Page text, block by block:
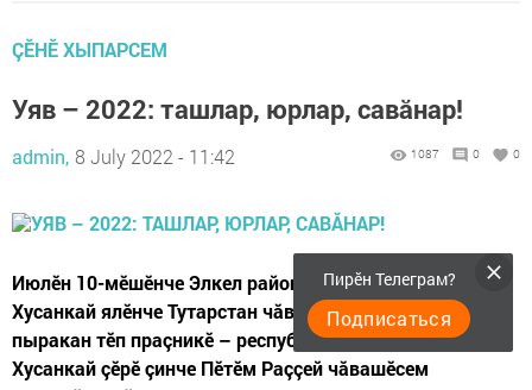
ÇӖНӖ ХЫПАРСЕМ
Уяв – 2022: ташлар, юрлар, савăнар!
admin, 8 July 2022 - 11:42 1087 0 0
Июлӗн 10-мӗшӗнче Элкел районӗнчи Сиктӗрме-
Хусанкай ялӗнче Тутарстан чăвашӗсен авалтан
пыракан тӗп праçникӗ – республика Уявӗ – иртет.
Хусанкай çӗрӗ çинче Пӗтӗм Раççей чăвашӗсем
Пирӗн Телеграм?
Подписаться